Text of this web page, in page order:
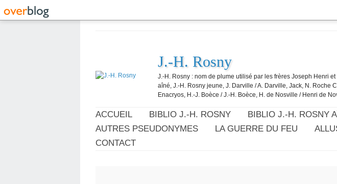
J.-H. Rosny
J.-H. Rosny : nom de plume utilisé par les frères Joseph Henri
aîné, J.-H. Rosny jeune, J. Darville / A. Darville, Jack, N. Roche
Enacryos, H.-J. Boèce / J.-H. Boèce, H. de Nosville / Henri de
ACCUEIL BIBLIO J.-H. ROSNY BIBLIO J.-H. ROSNY
AUTRES PSEUDONYMES
LA GUERRE DU FEU
CONTACT